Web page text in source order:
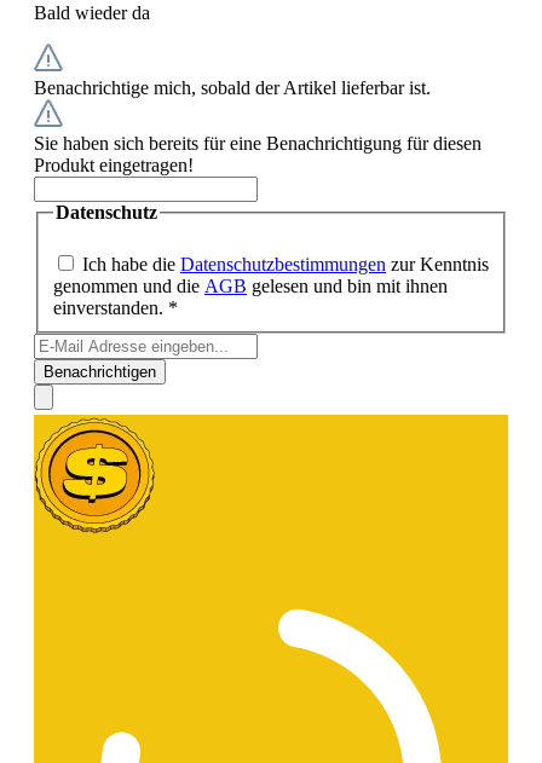
Bald wieder da
Benachrichtige mich, sobald der Artikel lieferbar ist.
Sie haben sich bereits für eine Benachrichtigung für diesen
Produkt eingetragen!
Datenschutz
Ich habe die Datenschutzbestimmungen zur Kenntnis
genommen und die AGB gelesen und bin mit ihnen
einverstanden. *
Benachrichtigen